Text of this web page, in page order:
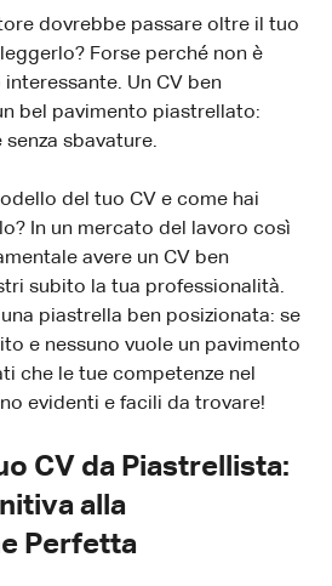
dovrebbe passare oltre il tuo
Forse perché non è
Un CV ben
bel pavimento piastrellato:
sbavature.
del tuo CV e come hai
In un mercato del lavoro così
avere un CV ben
subito la tua professionalità.
piastrella ben posizionata: se
e nessuno vuole un pavimento
che le tue competenze nel
evidenti e facili da trovare!
CV da Piastrellista:
alla
Perfetta